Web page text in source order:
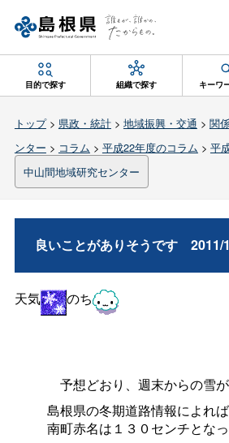
目的で探す 組織で探す キーワ
トップ> 県政・統計> 地域振興・交通 > 関
ンター > コラム > 平成22年度のコラム > 平
中山間地域研究センター
良いことがありそうです 2011/
天気 のち
予想どおり、週末からの雪が
島根県の冬期道路情報によれ
南町赤名は１３０センチとなっ